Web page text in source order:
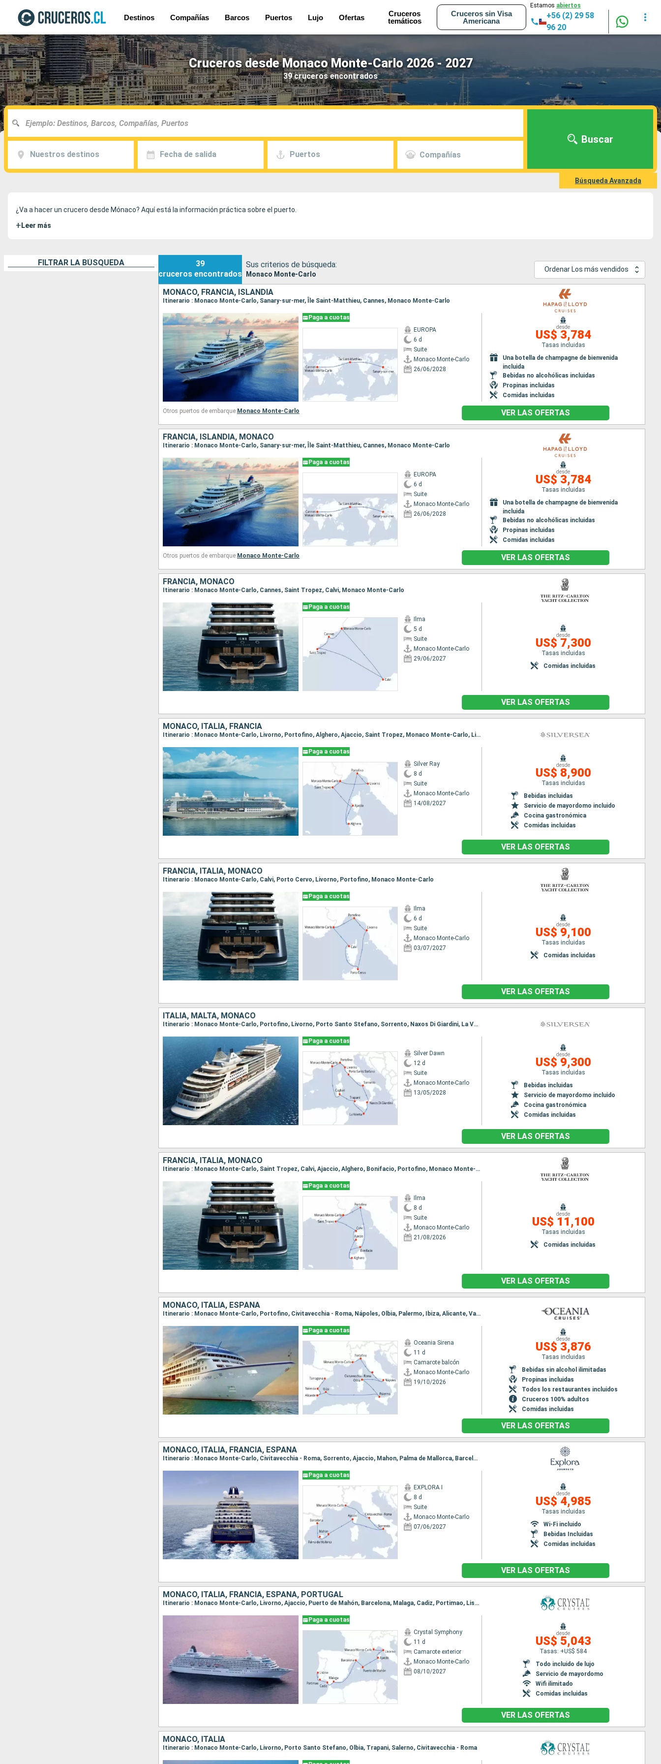
Destinos Compañías Barcos Puertos Lujo Ofertas
Cruceros
temáticos
Cruceros sin Visa
Americana
Estamos abiertos
+56 (2) 29 58
96 20
Cruceros desde Monaco Monte-Carlo 2026 - 2027
39 cruceros encontrados
Nuestros destinos Fecha de salida Puertos Compañías
Buscar
Búsqueda Avanzada
¿Va a hacer un crucero desde Mónaco? Aquí está la información práctica sobre el puerto.
+ Leer más
FILTRAR LA BÚSQUEDA
39
cruceros encontrados
Sus criterios de búsqueda:
Monaco Monte-Carlo
Ordenar Los más vendidos
MONACO, FRANCIA, ISLANDIA
Itinerario : Monaco Monte-Carlo, Sanary-sur-mer, Île Saint-Matthieu, Cannes, Monaco Monte-Carlo
Paga a cuotas
EUROPA
6 d
Suite
Monaco Monte-Carlo
26/06/2028
desde
US$ 3,784
Tasas incluidas
Una botella de champagne de bienvenida
incluida
Bebidas no alcohólicas incluidas
Propinas incluidas
Comidas incluidas
Otros puertos de embarque: Monaco Monte-Carlo VER LAS OFERTAS
FRANCIA, ISLANDIA, MONACO
Itinerario : Monaco Monte-Carlo, Sanary-sur-mer, Île Saint-Matthieu, Cannes, Monaco Monte-Carlo
Paga a cuotas
EUROPA
6 d
Suite
Monaco Monte-Carlo
26/06/2028
desde
US$ 3,784
Tasas incluidas
Una botella de champagne de bienvenida
incluida
Bebidas no alcohólicas incluidas
Propinas incluidas
Comidas incluidas
Otros puertos de embarque: Monaco Monte-Carlo VER LAS OFERTAS
FRANCIA, MONACO
Itinerario : Monaco Monte-Carlo, Cannes, Saint Tropez, Calvi, Monaco Monte-Carlo
Paga a cuotas
Ilma
5 d
Suite
Monaco Monte-Carlo
29/06/2027
desde
US$ 7,300
Tasas incluidas
Comidas incluidas
VER LAS OFERTAS
MONACO, ITALIA, FRANCIA
Itinerario : Monaco Monte-Carlo, Livorno, Portofino, Alghero, Ajaccio, Saint Tropez, Monaco Monte-Carlo, Livorno, Portofino, Alghero, Ajaccio, Saint Tropez, Monaco Monte-Carlo
Paga a cuotas
Silver Ray
8 d
Suite
Monaco Monte-Carlo
14/08/2027
desde
US$ 8,900
Tasas incluidas
Bebidas incluidas
Servicio de mayordomo incluido
Cocina gastronómica
Comidas incluidas
VER LAS OFERTAS
FRANCIA, ITALIA, MONACO
Itinerario : Monaco Monte-Carlo, Calvi, Porto Cervo, Livorno, Portofino, Monaco Monte-Carlo
Paga a cuotas
Ilma
6 d
Suite
Monaco Monte-Carlo
03/07/2027
desde
US$ 9,100
Tasas incluidas
Comidas incluidas
VER LAS OFERTAS
ITALIA, MALTA, MONACO
Itinerario : Monaco Monte-Carlo, Portofino, Livorno, Porto Santo Stefano, Sorrento, Naxos Di Giardini, La Valetta, Trapani, Cagliari
Paga a cuotas
Silver Dawn
12 d
Suite
Monaco Monte-Carlo
13/05/2028
desde
US$ 9,300
Tasas incluidas
Bebidas incluidas
Servicio de mayordomo incluido
Cocina gastronómica
Comidas incluidas
VER LAS OFERTAS
FRANCIA, ITALIA, MONACO
Itinerario : Monaco Monte-Carlo, Saint Tropez, Calvi, Ajaccio, Alghero, Bonifacio, Portofino, Monaco Monte-Carlo
Paga a cuotas
Ilma
8 d
Suite
Monaco Monte-Carlo
21/08/2026
desde
US$ 11,100
Tasas incluidas
Comidas incluidas
VER LAS OFERTAS
MONACO, ITALIA, ESPAÑA
Itinerario : Monaco Monte-Carlo, Portofino, Civitavecchia - Roma, Nápoles, Olbia, Palermo, Ibiza, Alicante, Valencia, Tarragona
Paga a cuotas
Oceania Sirena
11 d
Camarote balcón
Monaco Monte-Carlo
19/10/2026
desde
US$ 3,876
Tasas incluidas
Bebidas sin alcohol ilimitadas
Propinas incluidas
Todos los restaurantes incluidos
Cruceros 100% adultos
Comidas incluidas
VER LAS OFERTAS
MONACO, ITALIA, FRANCIA, ESPAÑA
Itinerario : Monaco Monte-Carlo, Civitavecchia - Roma, Sorrento, Ajaccio, Mahon, Palma de Mallorca, Barcelona
Paga a cuotas
EXPLORA I
8 d
Suite
Monaco Monte-Carlo
07/06/2027
desde
US$ 4,985
Tasas incluidas
Wi-Fi incluido
Bebidas Incluidas
Comidas incluidas
VER LAS OFERTAS
MONACO, ITALIA, FRANCIA, ESPAÑA, PORTUGAL
Itinerario : Monaco Monte-Carlo, Livorno, Ajaccio, Puerto de Mahón, Barcelona, Malaga, Cadiz, Portimao, Lisboa
Paga a cuotas
Crystal Symphony
11 d
Camarote exterior
Monaco Monte-Carlo
08/10/2027
desde
US$ 5,043
Tasas: +US$ 584
Todo incluido de lujo
Servicio de mayordomo
Wifi ilimitado
Comidas incluidas
VER LAS OFERTAS
MONACO, ITALIA
Itinerario : Monaco Monte-Carlo, Livorno, Porto Santo Stefano, Olbia, Trapani, Salerno, Civitavecchia - Roma